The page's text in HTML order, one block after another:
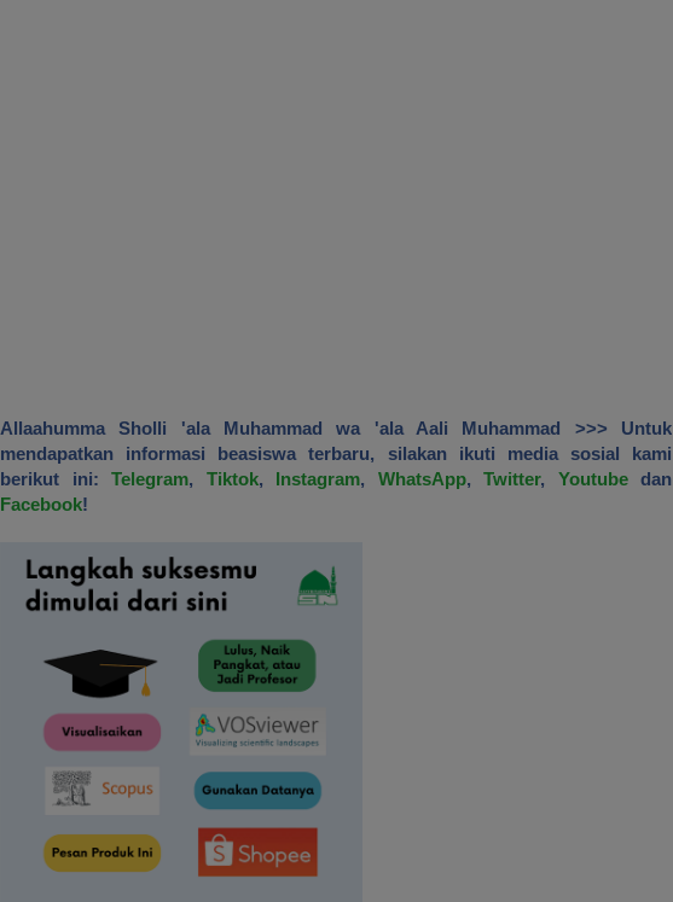
Allaahumma Sholli 'ala Muhammad wa 'ala Aali Muhammad >>> Untuk
mendapatkan informasi beasiswa terbaru, silakan ikuti media sosial kami
berikut ini: Telegram, Tiktok, Instagram, WhatsApp, Twitter, Youtubedan
Facebook!